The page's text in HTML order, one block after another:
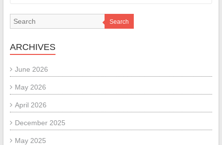
Search
ARCHIVES
June 2026
May 2026
April 2026
December 2025
May 2025